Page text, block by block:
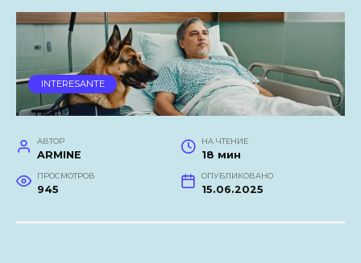
INTERESANTE
АВТОР
ARMINE
НА ЧТЕНИЕ
18 мин
ПРОСМОТРОВ
945
ОПУБЛИКОВАНО
15.06.2025